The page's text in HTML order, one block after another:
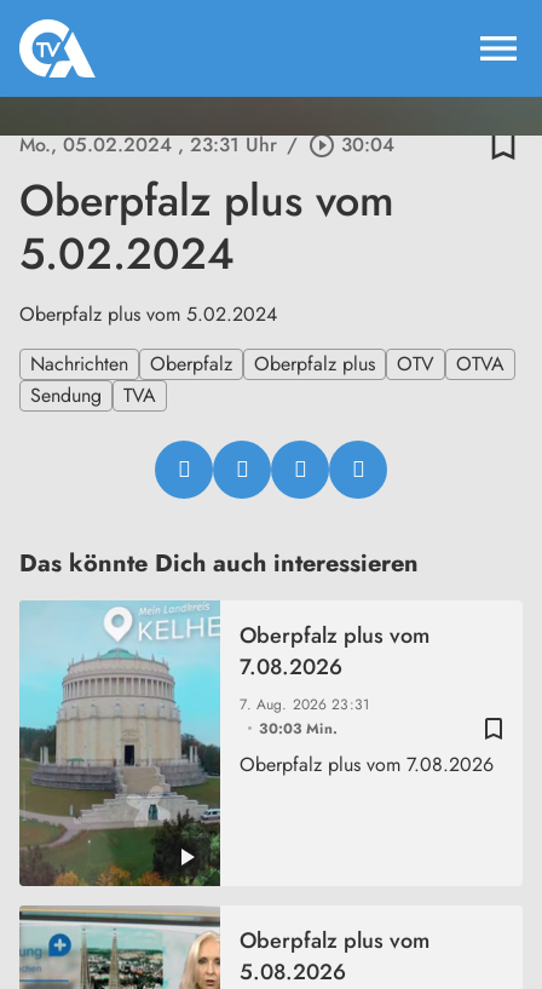
menu
Mo., 05.02.2024, 23:31 Uhr / play_circle_outline30:04 bookmark_border
Oberpfalz plus vom
5.02.2024
Oberpfalz plus vom 5.02.2024
Nachrichten
Oberpfalz Oberpfalz plus OTV
OTVA
Sendung
TVA
Das könnte Dich auch interessieren
bookmark_border
7. Aug. 202623:31
30:03 Min.
Oberpfalz plus vom
7.08.2026
Oberpfalz plus vom 7.08.2026
Oberpfalz plus vom
5.08.2026